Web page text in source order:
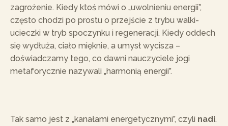
zagrożenie. Kiedy ktoś mówi o „uwolnieniu energii”,
często chodzi po prostu o przejście z trybu walki-
ucieczki w tryb spoczynku i regeneracji. Kiedy oddech
się wydłuża, ciało mięknie, a umysł wycisza –
doświadczamy tego, co dawni nauczyciele jogi
metaforycznie nazywali „harmonią energii”.
Tak samo jest z „kanałami energetycznymi”, czyli nadi.